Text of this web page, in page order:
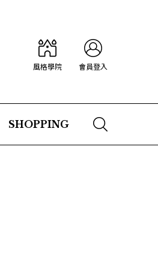
風格學院 會員登入
SHOPPING